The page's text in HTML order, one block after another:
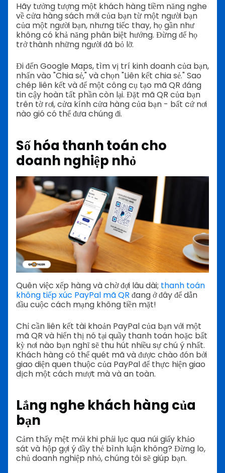
Hãy tưởng tượng một khách hàng tiềm năng nghe
về cửa hàng sách mới của bạn từ một người bạn
của một người bạn, nhưng tiếc thay, họ gần như
không có khả năng phân biệt hướng. Đừng để họ
trở thành những người đã bỏ lỡ.
Đi đến Google Maps, tìm vị trí kinh doanh của bạn,
nhấn vào "Chia sẻ," và chọn "Liên kết chia sẻ." Sao
chép liên kết và để một công cụ tạo mã QR đáng
tin cậy hoàn tất phần còn lại. Đặt mã QR của bạn
trên tờ rơi, cửa kính cửa hàng của bạn - bất cứ nơi
nào gió có thể đưa chúng đi.
Số hóa thanh toán cho
doanh nghiệp nhỏ
Quên việc xếp hàng và chờ đợi lâu dài; thanh toán
không tiếp xúc PayPal mã QR đang ở đây để dẫn
đầu cuộc cách mạng không tiền mặt!
Chỉ cần liên kết tài khoản PayPal của bạn với một
mã QR và hiển thị nó tại quầy thanh toán hoặc bất
kỳ nơi nào bạn nghĩ sẽ thu hút nhiều sự chú ý nhất.
Khách hàng có thể quét mã và được chào đón bởi
giao diện quen thuộc của PayPal để thực hiện giao
dịch một cách mượt mà và an toàn.
Lắng nghe khách hàng của
bạn
Cảm thấy mệt mỏi khi phải lục qua núi giấy khảo
sát và hộp gợi ý đầy thẻ bình luận không? Đừng lo,
chủ doanh nghiệp nhỏ, chúng tôi sẽ giúp bạn.